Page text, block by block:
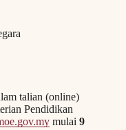
talian (online)
Pendidikan
mulai 9